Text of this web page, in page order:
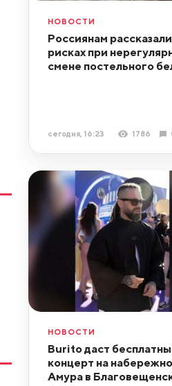
НОВОСТИ
Россиянам
рисках при
смене постельного
сегодня, 16:23 1786
НОВОСТИ
Burito даст
концерт на
Амура в